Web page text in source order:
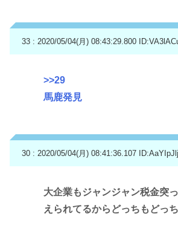
33 : 2020/05/04(月) 08:43:29.800
>>29
馬鹿発見
30 : 2020/05/04(月) 08:41:36.107
大企業もジャンジャン税金突
えられてるからどっちもどっ